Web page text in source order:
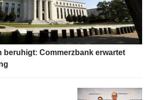
beruhigt: Commerzbank erwartet